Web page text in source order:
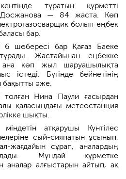
тұратын құрметті
— 84 жаста. Көп
болып еңбек
бар.
шөбересі бар Қағаз Баеке
Жастайынан еңбекке
көп жыл шаруашылықта
Бүгінде бейнетінің
бақытты әже.
Нина Паули ғасырдан
қаласындағы метеостанция
шықты.
міндетін атқарушы Күнтілес
сый-сияпатын ұсынып,
жағдайын сұрап, аналардың
Мұндай құрметке
аналар алғыстарын айтып, ақ